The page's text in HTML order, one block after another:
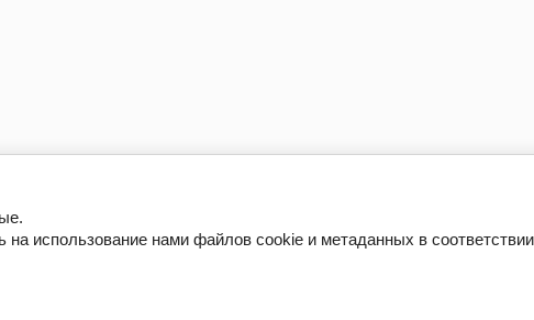
использование нами файлов cookie и метаданных в